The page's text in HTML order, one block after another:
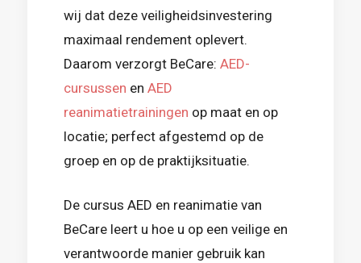
wij dat deze veiligheidsinvestering
maximaal rendement oplevert.
Daarom verzorgt BeCare: AED-
cursussen en AED
reanimatietrainingen op maat en op
locatie; perfect afgestemd op de
groep en op de praktijksituatie.
De cursus AED en reanimatie van
BeCare leert u hoe u op een veilige en
verantwoorde manier gebruik kan